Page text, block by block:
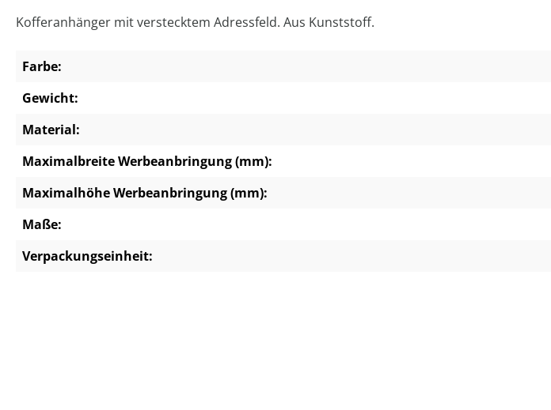
Kofferanhänger mit verstecktem Adressfeld. Aus Kunststoff.
Farbe:
Gewicht:
Material:
Maximalbreite Werbeanbringung (mm):
Maximalhöhe Werbeanbringung (mm):
Maße:
Verpackungseinheit: